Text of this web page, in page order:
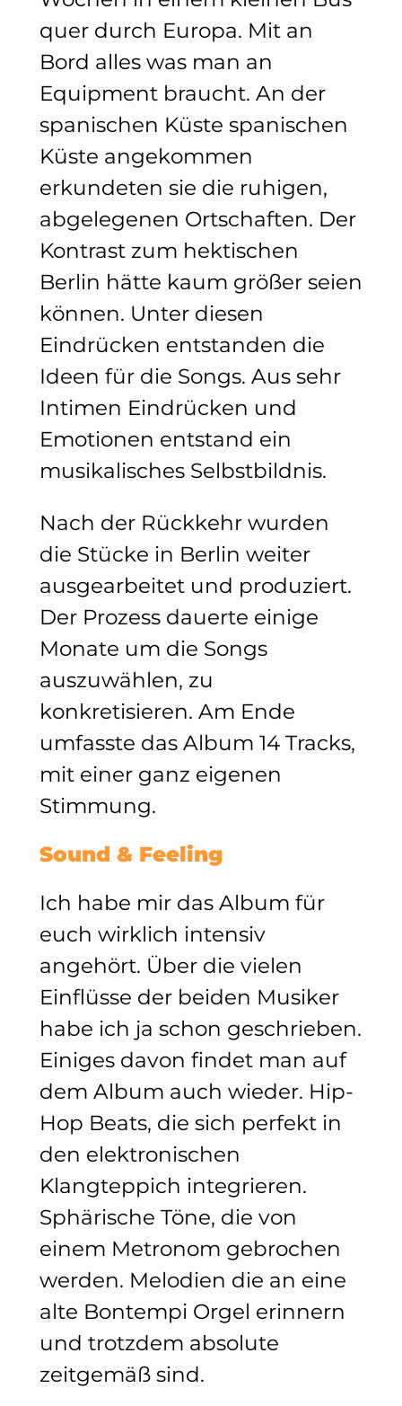
quer durch Europa. Mit an
Bord alles was man an
Equipment braucht. An der
spanischen Küste spanischen
Küste angekommen
erkundeten sie die ruhigen,
abgelegenen Ortschaften. Der
Kontrast zum hektischen
Berlin hätte kaum größer seien
können. Unter diesen
Eindrücken entstanden die
Ideen für die Songs. Aus sehr
Intimen Eindrücken und
Emotionen entstand ein
musikalisches Selbstbildnis.
Nach der Rückkehr wurden
die Stücke in Berlin weiter
ausgearbeitet und produziert.
Der Prozess dauerte einige
Monate um die Songs
auszuwählen, zu
konkretisieren. Am Ende
umfasste das Album 14 Tracks,
mit einer ganz eigenen
Stimmung.
Sound & Feeling
Ich habe mir das Album für
euch wirklich intensiv
angehört. Über die vielen
Einflüsse der beiden Musiker
habe ich ja schon geschrieben.
Einiges davon findet man auf
dem Album auch wieder. Hip-
Hop Beats, die sich perfekt in
den elektronischen
Klangteppich integrieren.
Sphärische Töne, die von
einem Metronom gebrochen
werden. Melodien die an eine
alte Bontempi Orgel erinnern
und trotzdem absolute
zeitgemäß sind.